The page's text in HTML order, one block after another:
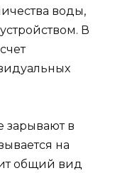
воды,
В
зарывают в
на
общий вид